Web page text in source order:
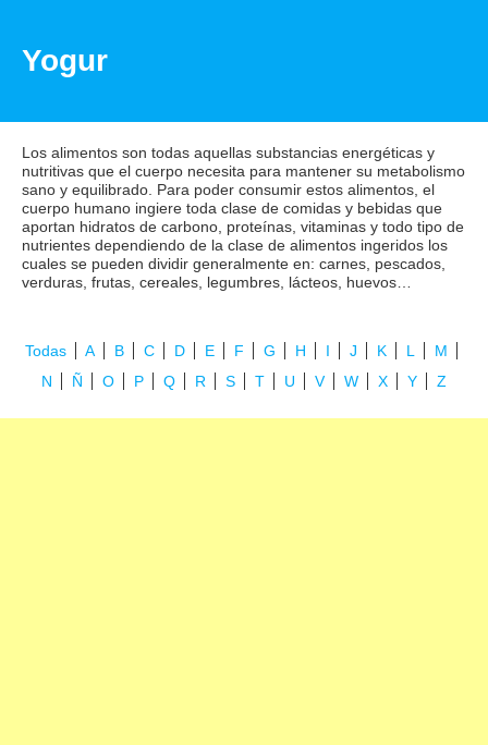
Yogur
Los alimentos son todas aquellas substancias energéticas y
nutritivas que el cuerpo necesita para mantener su metabolismo
sano y equilibrado. Para poder consumir estos alimentos, el
cuerpo humano ingiere toda clase de comidas y bebidas que
aportan hidratos de carbono, proteínas, vitaminas y todo tipo de
nutrientes dependiendo de la clase de alimentos ingeridos los
cuales se pueden dividir generalmente en: carnes, pescados,
verduras, frutas, cereales, legumbres, lácteos, huevos…
Todas A B C D E F G H I J K L
M
N
Ñ O P Q R S T U V W X Y Z